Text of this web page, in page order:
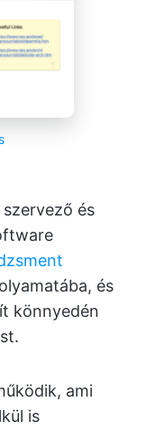
és
és
könnyedén
ami
is